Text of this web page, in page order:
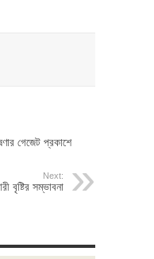
গেজেট প্রকাশে
Next:
বৃষ্টির সম্ভাবনা